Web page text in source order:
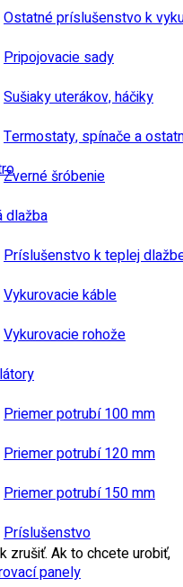
Ostatné príslušenstvo k
Pripojovacie sady
Sušiaky uterákov, háčiky
Termostaty, spínače a
Zverné šróbenie
dlažba
Príslušenstvo k teplej
Vykurovacie káble
Vykurovacie rohože
Priemer potrubí 100 mm
Priemer potrubí 120 mm
Priemer potrubí 150 mm
Príslušenstvo
panely
zrušiť. Ak to chcete urobiť,